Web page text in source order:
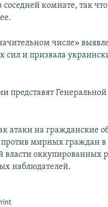
комнате, так
числе»
и призвала
представят
атаки на гражданские
мирных граждан в
оккупированных
наблюдателей.